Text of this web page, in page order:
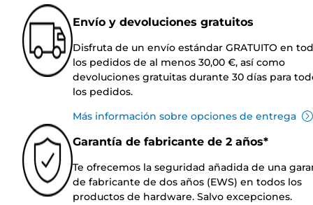
Envío y devoluciones gratuitos
Disfruta de un envío estándar GRATUITO en
los pedidos de al menos 30,00 €, así como
devoluciones gratuitas durante 30 días para
los pedidos.
Más información sobre opciones de entrega
Garantía de fabricante de 2 años*
Te ofrecemos la seguridad añadida de una
de fabricante de dos años (EWS) en todos los
productos de hardware. Salvo excepciones.